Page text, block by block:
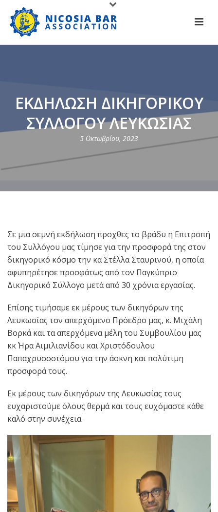
ΕΚΔΗΛΩΣΗ ΔΙΚΗΓΟΡΙΚΟΥ
ΣΥΛΛΟΓΟΥ ΛΕΥΚΩΣΙΑΣ
5 Οκτωβρίου, 2023
Σε μια σεμνή εκδήλωση προχθες το βράδυ η Επιτροπή
του Συλλόγου μας τίμησε για την προσφορά της στον
δικηγορικό κόσμο την κα Στέλλα Σταυρινού, η οποία
αφυπηρέτησε προσφάτως από τον Παγκύπριο
Δικηγορικό Σύλλογο μετά από 30 χρόνια εργασίας.
Επίσης τιμήσαμε εκ μέρους των δικηγόρων της
Λευκωσίας τον απερχόμενο Πρόεδρο μας, κ. Μιχάλη
Βορκά και τα απερχόμενα μέλη του Συμβουλίου μας
κκ Ήρα Αιμιλιανίδου και Χριστόδουλου
Παπαχρυσοστόμου για την άοκνη και πολύτιμη
προσφορά τους.
Εκ μέρους των δικηγόρων της Λευκωσίας τους
ευχαριστούμε όλους θερμά και τους ευχόμαστε κάθε
καλό στην συνέχεια.